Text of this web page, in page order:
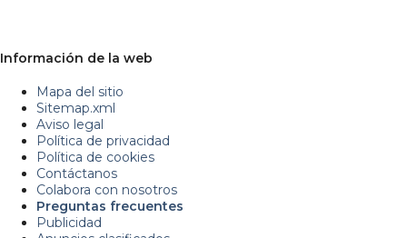
Información de la web
Mapa del sitio
Sitemap.xml
Aviso legal
Política de privacidad
Política de cookies
Contáctanos
Colabora con nosotros
Preguntas frecuentes
Publicidad